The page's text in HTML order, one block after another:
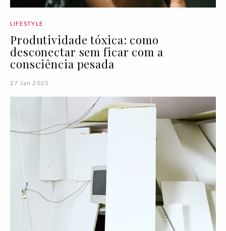
LIFESTYLE
Produtividade tóxica: como
desconectar sem ficar com a
consciência pesada
27 Jan 2025